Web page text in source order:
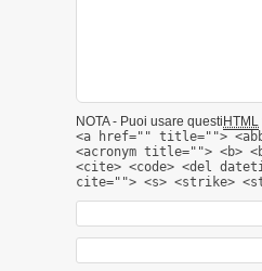
NOTA - Puoi usare questiHTML
<a href="" title="">
<acronym title=""> <b>
<cite> <code> <del
cite=""> <s> <strike>